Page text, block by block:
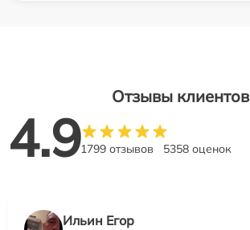
Отзывы клиентов
4.91799 отзывов 5358 оценок
Ильин Егор